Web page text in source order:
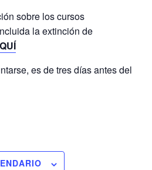
sobre los cursos
la extinción de
es de tres días antes del